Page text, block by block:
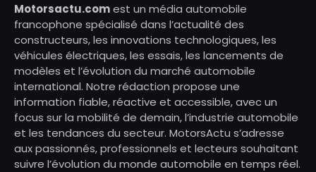
Motorsactu.comest un média automobile
francophone spécialisé dans l’actualité des
constructeurs, les innovations technologiques, les
véhicules électriques, les essais, les lancements de
modèles et l’évolution du marché automobile
international. Notre rédaction propose une
information fiable, réactive et accessible, avec un
focus sur la mobilité de demain, l’industrie automobile
et les tendances du secteur. MotorsActu s’adresse
aux passionnés, professionnels et lecteurs souhaitant
suivre l’évolution du monde automobile en temps réel.